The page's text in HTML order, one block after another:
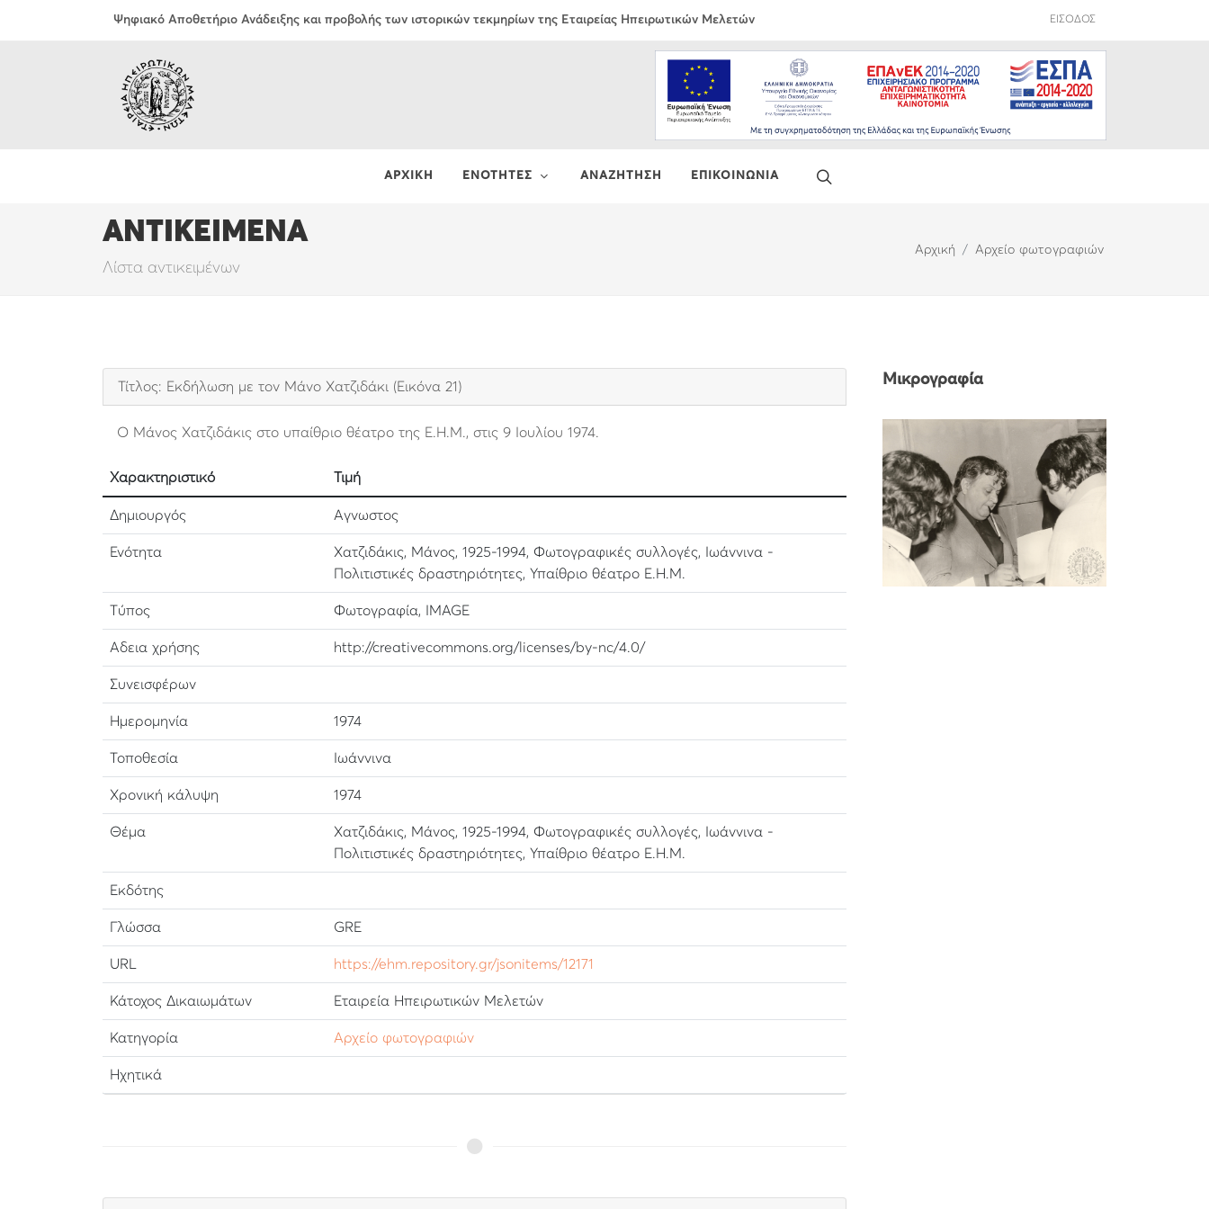
Ψηφιακό Αποθετήριο Ανάδειξης και προβολής των ιστορικών τεκμηρίων της Εταιρείας Ηπειρωτικών Μελετών ΕΙΣΟΔΟΣ
ΑΡΧΙΚΗ ΕΝΟΤΗΤΕΣ ΑΝΑΖΗΤΗΣΗ ΕΠΙΚΟΙΝΩΝΙΑ
ΑΝΤΙΚΕΙΜΕΝΑ
Λίστα αντικειμένων
Αρχική Αρχείο φωτογραφιών
Τίτλος: Εκδήλωση με τον Μάνο Χατζιδάκι (Εικόνα 21)
Ο Μάνος Χατζιδάκις στο υπαίθριο θέατρο της Ε.Η.Μ., στις 9 Ιουλίου 1974.
Χαρακτηριστικό Τιμή
Δημιουργός Αγνωστος
Ενότητα
Χατζιδάκις, Μάνος, 1925-1994, Φωτογραφικές συλλογές, Ιωάννινα -
Πολιτιστικές δραστηριότητες, Υπαίθριο θέατρο Ε.Η.Μ.
Τύπος Φωτογραφία, IMAGE
Αδεια χρήσης http://creativecommons.org/licenses/by-nc/4.0/
Συνεισφέρων
Ημερομηνία 1974
Τοποθεσία Ιωάννινα
Χρονική κάλυψη 1974
Θέμα
Χατζιδάκις, Μάνος, 1925-1994, Φωτογραφικές συλλογές, Ιωάννινα -
Πολιτιστικές δραστηριότητες, Υπαίθριο θέατρο Ε.Η.Μ.
Εκδότης
Γλώσσα GRE
URL https://ehm.repository.gr/jsonitems/12171
Κάτοχος Δικαιωμάτων Εταιρεία Ηπειρωτικών Μελετών
Κατηγορία Αρχείο φωτογραφιών
Ηχητικά
Μικρογραφία